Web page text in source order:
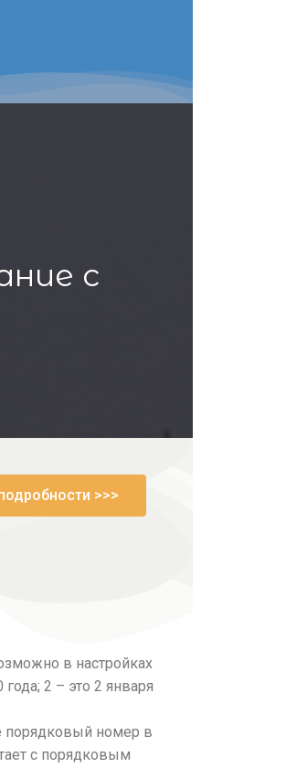
с
>>>
в настройках
2 – это 2 января
порядковый номер в
с порядковым